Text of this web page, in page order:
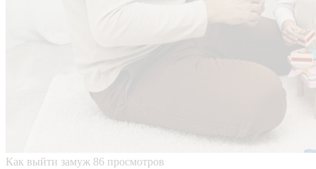
Как выйти замуж 86 просмотров